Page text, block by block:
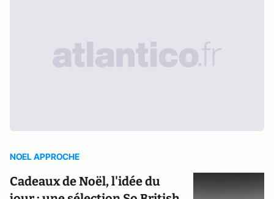
NOEL APPROCHE
Cadeaux de Noël, l'idée du